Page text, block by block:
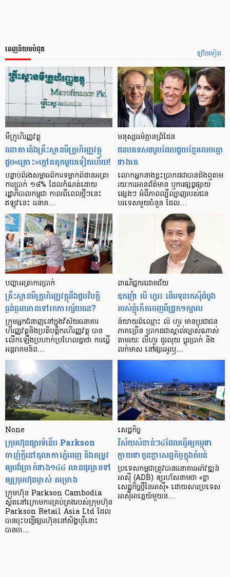
ច្រើនទៀត
ពេញនិយមបំផុត
មីក្រូ​ហិរញ្ញវត្ថុ
ធនាគារ​និង​គ្រឹះស្ថាន​មីក្រូ​ហិរញ្ញវត្ថុ​
ជួប«គ្រោះ»ក្តៅ​គគុក​មួយ​ទៀត​ហើយ!
បន្ទាប់​ពី​រង​សម្ពាធ​​ពី​ការ​ទម្លាក់​ពិដាន​អត្រា​
ការ​ប្រាក់ ១៨​% ដែល​កំណត់​ដោយ​
រដ្ឋាភិបាល​កម្ពុជា កាល​ពី​ពេល​ថ្មីៗ​នេះ
ឥឡូវ​នេះ ធនាគ…
មនុស្ស​ធម៌​គ្មាន​ព្រំដែន
ជន​បរទេស​៣​រូប​ដែល​ជួយ​ខ្មែរ​លេច​ធ្លោ​
ជាង​គេ
លោកអ្នក​នាង​ខ្លះ​ប្រាកដ​ជា​បាន​​ដឹង​ឮ​តាម​
រយៈ​ការ​អាន​ព័ត៌មាន ឬ​ការ​ផ្សព្វផ្សាយ​
ផ្សេងៗ អំពី​ភាព​ល្បីល្បាញ​របស់​ជន​
បរទេស​មួយ​ចំនួន ដែល…
បញ្ហា​អត្រា​ការប្រាក់
គ្រឹះស្ថាន​មីក្រូ​ហិរញ្ញវត្ថុ​នឹង​ជួប​វិបត្តិ​
ធ្ងន់ធ្ងរ​ឈាន​ទៅ​រក​ការ​ក្ស័យធន?
ក្រុម​អ្នក​ជំនាញ​នៅ​ក្នុង​វិស័យ​ធនាគារ
ហិរញ្ញវត្ថុ​និង​ប្រតិបត្តិករ​ហិរញ្ញ​វត្ថុ បាន​​
លើក​ឡើង​ប្រហាក់​ប្រហែល​គ្នា​ថា ការ​ធ្វើ​
អន្តរាគមន៍​ព…
ពាណិជ្ជករជោគជ័យ
ឧកញ៉ា លី ហួរ៖ ដើមទុនរកស៊ីដំបូង
របស់ខ្ញុំកើតចេញពីជ្រូក១ក្បាល
និយាយ​ពី​ឈ្មោះ លី ហួរ មាន​ប្រជាជន​
ភាគ​ច្រើន ប្រាកដ​ជា​ស្គាល់​ច្បាស់​ណាស់
តាមរយៈ លីហួរ ដូរ​លុយ ប្តូរ​បា្រក់ និង​
លក់​មាស នៅ​ផ្សារ​អូរ​ឫ…
None
ក្រុមហ៊ុនផ្សារទំនើប Parkson
ចាញ់ក្ដីនៅតុលាការភ្នំពេញ និងតម្រូវ
ឲ្យបង់ប្រាក់ជាង១៤៤ លានដុល្លារទៅ
ឲ្យក្រុមហ៊ុនម្ចាស់ គម្រោង
ក្រុមហ៊ុន Parkson Cambodia
ស្ថិតនៅក្រោមការគ្រប់គ្រងរបស់ក្រុមហ៊ុន
Parkson Retail Asia Ltd ដែល
បានចុះបញ្ចីផ្សារហ៊ុននៅសិង្ហបុរីនោះ
បានចា…
សេដ្ឋកិច្ច​
វិស័យ​សំខាន់ៗ​៤​ដែល​ធ្វើ​ឲ្យ​កម្ពុជា​
ក្លាយ​ជា​កូន​ខ្លា​សេដ្ឋកិច្ច​ក្នុង​តំបន់
ប្រទេស​កម្ពុជា​ត្រូវ​បាន​ធនាគារ​អភិវឌ្ឍន៍​
អាស៊ី (ADB) ឲ្យ​រហ័ស​នាមថា «ខ្លា​
សេដ្ឋកិច្ច​ថ្មី​នៃ​អាស៊ី» ដោយសារ​ប្រទេស​
អាស៊ី​អាគ្នេយ៍​មួយ​ន…